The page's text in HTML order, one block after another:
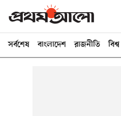
সর্বশেষ বাংলাদেশ রাজনীতি বিশ্ব